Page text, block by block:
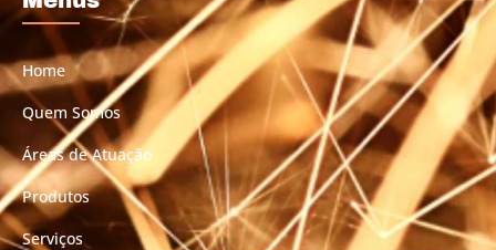
Home
Quem Somos
Áreas de Atuação
Produtos
Serviços